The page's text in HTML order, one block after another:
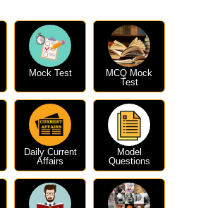
Mock Test
MCQ Mock
Test
Daily Current
Affairs
Model
Questions